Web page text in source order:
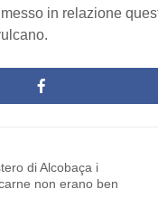
in relazione
di Alcobaça i
non erano ben